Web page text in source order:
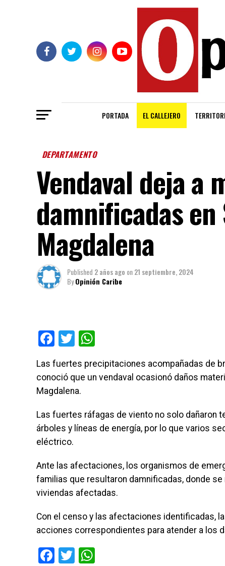
PORTADA EL CALLEJERO
DEPARTAMENTO
Vendaval deja a
damnificadas
Magdalena
Published 2 años ago on21 septiembre, 2024
ByOpinión Caribe
Facebook
Twitter
Las fuertes precipitaciones acompañadas de
conoció que un vendaval ocasionó daños
Magdalena.
Las fuertes ráfagas de viento no solo dañaron
árboles y líneas de energía, por lo que varios
eléctrico.
Ante las afectaciones, los organismos de
familias que resultaron damnificadas, donde
viviendas afectadas.
Con el censo y las afectaciones identificadas,
acciones correspondientes para atender a los
Facebook
Twitter